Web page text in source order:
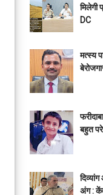
मिलेगी
DC
मत्स्य
बहुत
अंग :